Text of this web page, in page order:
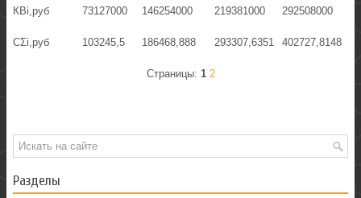
КВi,руб 73127000 146254000 219381000 292508000
СΣi,руб 103245,5 186468,888 293307,6351 402727,8148
Страницы: 1 2
Разделы